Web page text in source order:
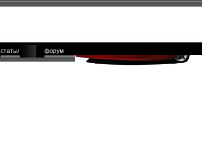
статьи форум